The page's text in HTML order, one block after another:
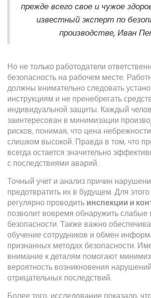
прежде всего свое и чужое
известный эксперт по
производстве, Иван
Но не только работодатели
безопасность на рабочем месте.
должны внимательно следовать
инструкциям и не пренебрегать
индивидуальной защиты. Каждый
заинтересован в минимизации
рисков, понимая, что цена
слишком высокой. Правда в том, что
всегда остается значительно
с последствиями аварий.
Точный учет и анализ причин
предотвратить их в будущем. Для
регулярно проводить инспекции и
позволит вовремя обнаружить слабые
безопасности. Также важно
обучение сотрудников и обмен
признанных методах безопасности.
внимание к деталям помогают
вероятность возникновения
отрицательных последствий.